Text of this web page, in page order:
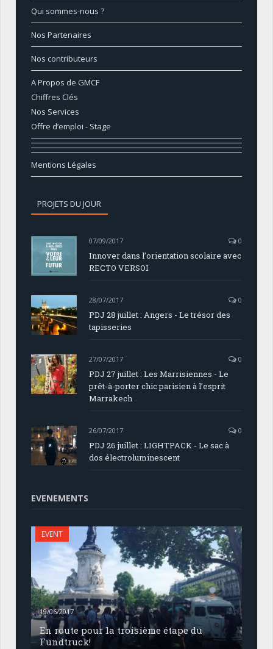
Qui sommes-nous ?
Nos Partenaires
Nos contributeurs
A Propos de GMCF
Chiffres Clés
Nos Services
Offre d’emploi - Stage
Mentions Légales
PROJETS DU JOUR
07/09/2017 0
Innover dans l’orientation scolaire avec
RECTO VERSOI
28/07/2017 0
PDJ 28 juillet : Angers - Le trésor des
tapisseries
27/07/2017 0
PDJ 27 juillet : Les Marrisiennes - Le
prêt-à-porter chic parisien à l’esprit
Marrakech
26/07/2017 0
PDJ 26 juillet : LIGHTPACK - Le sac à
dos électroluminescent
EVENEMENTS
EVENT
19/06/2017
En route pour la troisième étape du
Fundtruck!